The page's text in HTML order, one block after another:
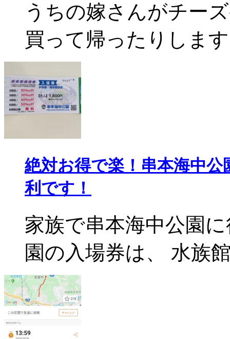
うちの嫁さんがチー
買って帰ったりしま
絶対お得で楽！串本海中
利です！
家族で串本海中公園
園の入場券は、 水族